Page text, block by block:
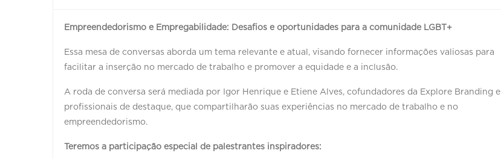
Empreendedorismo e Empregabilidade: Desafios e oportunidades para a comunidade LGBT+
Essa mesa de conversas aborda um tema relevante e atual, visando fornecer informações valiosas para
facilitar a inserção no mercado de trabalho e promover a equidade e a inclusão.
A roda de conversa será mediada por Igor Henrique e Etiene Alves, cofundadores da Explore Branding e
profissionais de destaque, que compartilharão suas experiências no mercado de trabalho e no
empreendedorismo.
Teremos a participação especial de palestrantes inspiradores: